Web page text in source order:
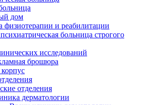
дом
физиотерапии и реабилитации
больница строгого
исследований
брошюра
отделения
дерматологии